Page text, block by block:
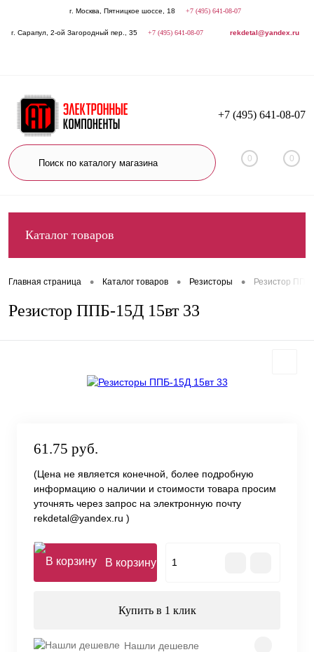
г. Москва, Пятницкое шоссе, 18 +7 (495) 641-08-07
г. Сарапул, 2-ой Загородный пер., 35 +7 (495) 641-08-07 rekdetal@yandex.ru
+7 (495) 641-08-07
0 0
Каталог товаров
Главная страница • Каталог товаров • Резисторы • Резистор
Резистор ППБ-15Д 15вт 33
61.75 руб.
(Цена не является конечной, более подробную
информацию о наличии и стоимости товара просим
уточнять через запрос на электронную почту
rekdetal@yandex.ru )
В корзину
Купить в 1 клик
Нашли дешевле